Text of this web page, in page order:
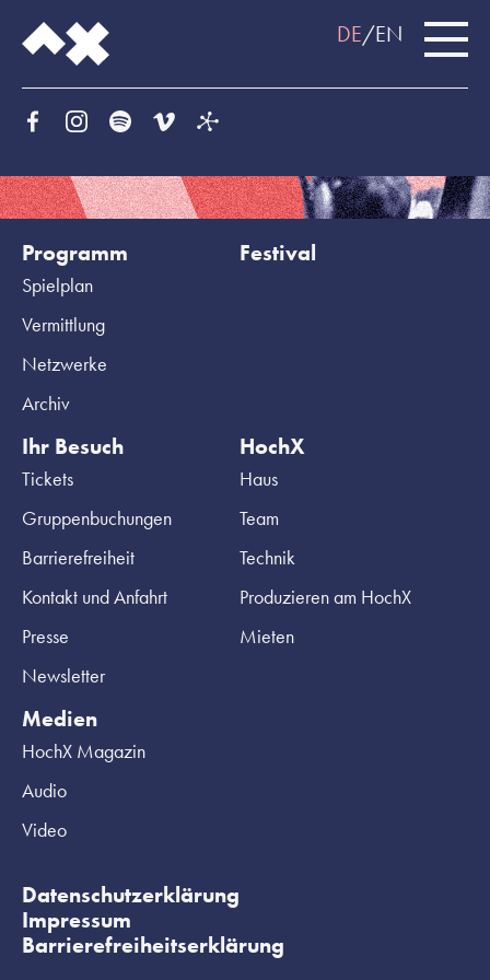
DE EN
Programm
Spielplan
Vermittlung
Netzwerke
Archiv
Festival
Ihr Besuch
Tickets
Gruppenbuchungen
Barrierefreiheit
Kontakt und Anfahrt
Presse
Newsletter
HochX
Haus
Team
Technik
Produzieren am HochX
Mieten
Medien
HochX Magazin
Audio
Video
Datenschutzerklärung
Impressum
Barrierefreiheitserklärung